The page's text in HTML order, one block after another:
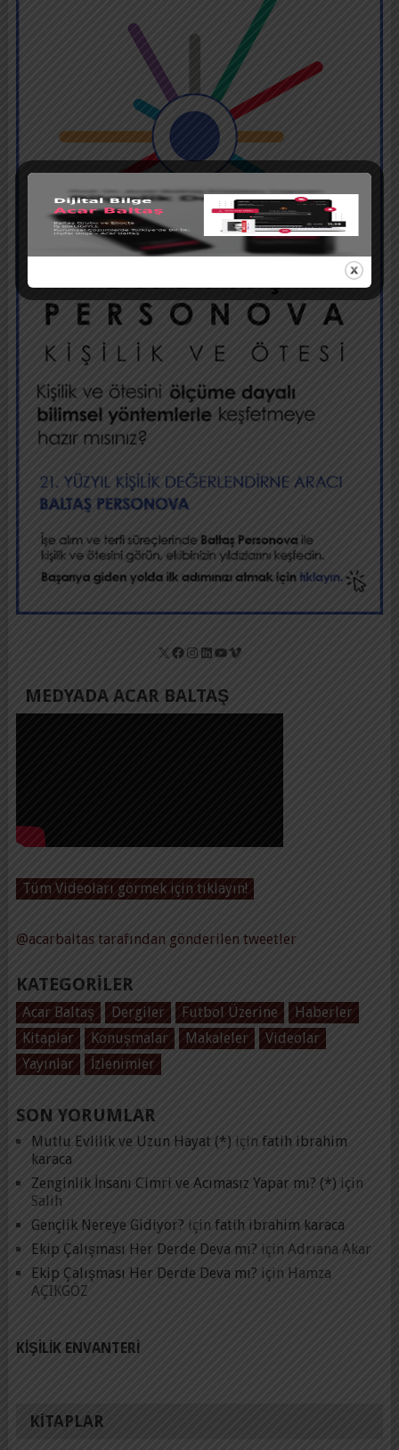
X Facebook
Instagram
LinkedIn
YouTube
Vimeo
MEDYADA ACAR BALTAŞ
Tüm Videoları görmek için tıklayın!
@acarbaltas tarafından gönderilen tweetler
KATEGORILER
Acar Baltaş Dergiler Futbol Üzerine
Haberler
Kitaplar
Konuşmalar Makaleler
Videolar
Yayınlar
İzlenimler
SON YORUMLAR
Mutlu Evlilik ve Uzun Hayat (*) için fatih ibrahim
karaca
Zenginlik İnsanı Cimri ve Acımasız Yapar mı? (*) için
Salih
Gençlik Nereye Gidiyor? için fatih ibrahim karaca
Ekip Çalışması Her Derde Deva mı? için Adrıana Akar
Ekip Çalışması Her Derde Deva mı? için Hamza
AÇIKGÖZ
KIŞILIK ENVANTERI
KITAPLAR